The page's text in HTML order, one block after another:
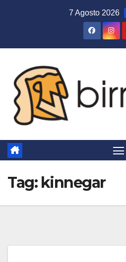
7 Agosto 2026
Tag: kinnegar